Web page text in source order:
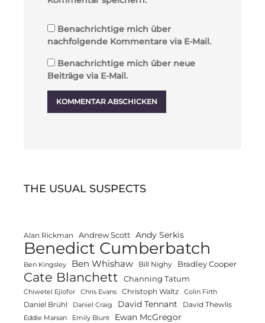
Benachrichtige mich über
nachfolgende Kommentare via E-Mail.
Benachrichtige mich über neue
Beiträge via E-Mail.
THE USUAL SUSPECTS
Alan Rickman Andrew Scott Andy Serkis
Benedict Cumberbatch
Ben Kingsley Ben Whishaw Bill Nighy Bradley Cooper
Cate Blanchett Channing Tatum
Chiwetel Ejiofor Chris Evans Christoph Waltz Colin Firth
Daniel Brühl Daniel Craig David Tennant David Thewlis
Eddie Marsan Emily Blunt Ewan McGregor